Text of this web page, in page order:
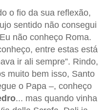
o fio da sua reflexão,
sentido não consegui
não conheço Roma.
entre estas está
ir ali sempre”. Rindo,
muito bem isso, Santo
o Papa –, conheço
... mas quando vinha